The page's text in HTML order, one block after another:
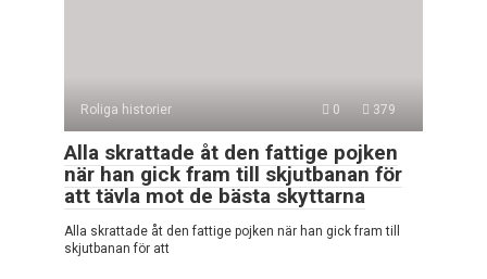
Roliga historier 0 379
Alla skrattade åt den fattige pojken
när han gick fram till skjutbanan för
att tävla mot de bästa skyttarna
Alla skrattade åt den fattige pojken när han gick fram till
skjutbanan för att